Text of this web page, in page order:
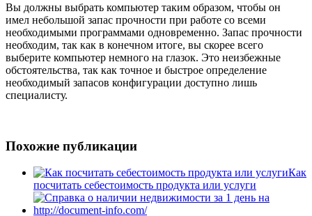
Вы должны выбрать компьютер таким образом, чтобы он
имел небольшой запас прочности при работе со всеми
необходимыми программами одновременно. Запас прочности
необходим, так как в конечном итоге, вы скорее всего
выберите компьютер немного на глазок. Это неизбежные
обстоятельства, так как точное и быстрое определение
необходимый запасов конфигурации доступно лишь
специалисту.
Похожие публикации
Как
посчитать себестоимость продукта или услуги